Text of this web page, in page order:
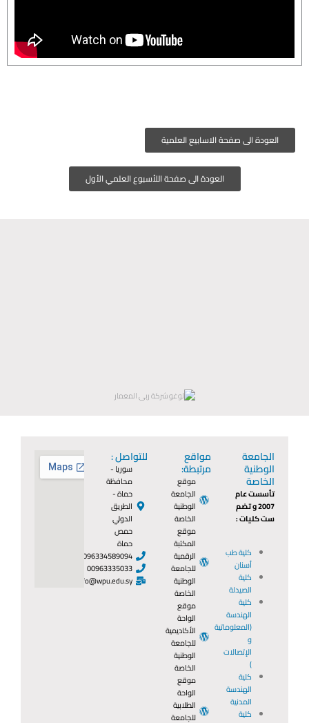
العودة الى صفحة الاسابيع العلمية
العودة الى صفحة اللأسبوع العلمي الأول
الجامعة
الوطنية
الخاصة
تأسست عام
2007 و تضم
ست كليات :
كلية طب
أسنان
كلية
الصيدلة
كلية
الهندسة
(المعلوماتية
و
الإتصالات
)
كلية
الهندسة
المدنية
كلية
مواقع
مرتبطة:
موقع
الجامعة
الوطنية
الخاصة
موقع
المكتبة
الرقمية
للجامعة
الوطنية
الخاصة
موقع
الواحة
الأكاديمية
للجامعة
الوطنية
الخاصة
موقع
الواحة
الطلابية
للجامعة
للتواصل :
سوريا -
محافظة
حماة -
الطريق
الدولي
حمص
حماة
0096334589094
00963335033
info@wpu.edu.sy